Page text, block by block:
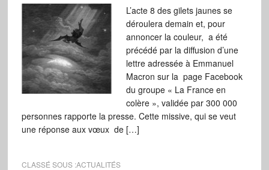
L’acte 8 des gilets jaunes se
déroulera demain et, pour
annoncer la couleur, a été
précédé par la diffusion d’une
lettre adressée à Emmanuel
Macron sur la page Facebook
du groupe « La France en
colère », validée par 300 000
personnes rapporte la presse. Cette missive, qui se veut
une réponse aux vœux de […]
CLASSÉ SOUS :ACTUALITÉS